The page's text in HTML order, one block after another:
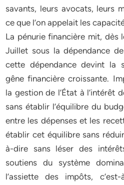
savants, leurs avocats, leurs
ce que l’on appelait les
La pénurie financière mit, dès
Juillet sous la dépendance
cette dépendance devint la
gêne financière croissante.
la gestion de l’État à l’intérêt
sans établir l’équilibre du
entre les dépenses et les
établir cet équilibre sans
à-dire sans léser des
soutiens du système
l’assiette des impôts,